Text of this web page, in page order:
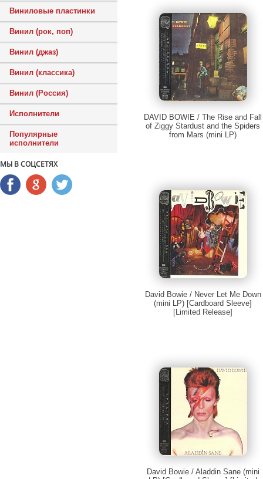
Виниловые пластинки
Винил (рок, поп)
Винил (джаз)
Винил (классика)
Винил (Россия)
Исполнители
Популярные
исполнители
МЫ В СОЦСЕТЯХ
DAVID BOWIE / The Rise and Fall
of Ziggy Stardust and the Spiders
from Mars (mini LP)
David Bowie / Never Let Me Down
(mini LP) [Cardboard Sleeve]
[Limited Release]
David Bowie / Aladdin Sane (mini